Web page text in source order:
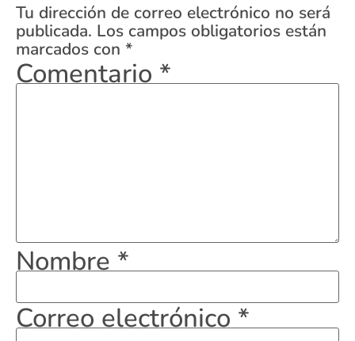
Tu dirección de correo electrónico no será
publicada. Los campos obligatorios están
marcados con *
Comentario*
Nombre*
Correo electrónico*